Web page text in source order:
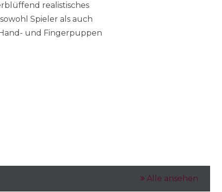
realistisches
Spieler als auch
und Fingerpuppen
Alle ansehen